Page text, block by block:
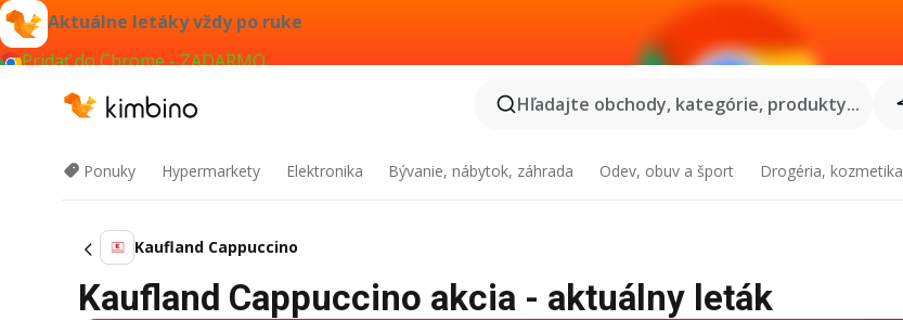
Aktuálne letáky vždy po ruke
Pridať do Chrome - ZADARMO
Hľadajte obchody, kategórie, produkty...
Ponuky Hypermarkety Elektronika Bývanie, nábytok, záhrada Odev, obuv a šport Drogéria, kozmetika
Kaufland Cappuccino
Kaufland Cappuccino akcia - aktuálny leták